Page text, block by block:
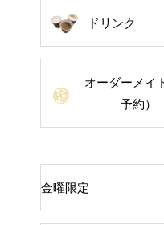
ドリンク
オーダーメイ
予約）
金曜限定